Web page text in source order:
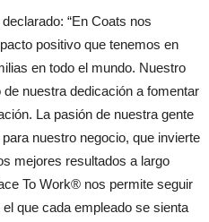
“En Coats nos
positivo que tenemos en
en todo el mundo. Nuestro
nuestra dedicación a fomentar
La pasión de nuestra gente
nuestro negocio, que invierte
mejores resultados a largo
To Work® nos permite seguir
que cada empleado se sienta